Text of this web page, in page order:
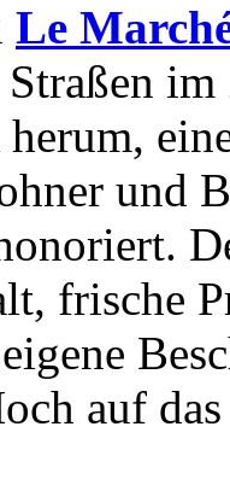
Le
Straßen
und
frische
auf